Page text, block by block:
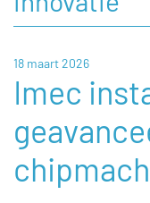
18 maart 2026
Imec